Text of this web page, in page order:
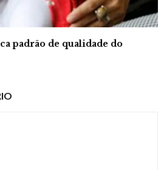
padrão de qualidade do